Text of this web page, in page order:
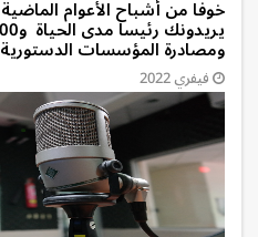
ومصادرة المؤسسات الدستورية
فيفري 2022